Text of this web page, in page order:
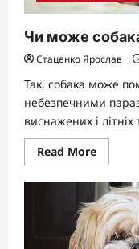
Чи може
Стаценко Ярослав
Так, собака може
небезпечними
виснажених і
Read MoreRead
more
Чи
може
собака
померти
від
глистів